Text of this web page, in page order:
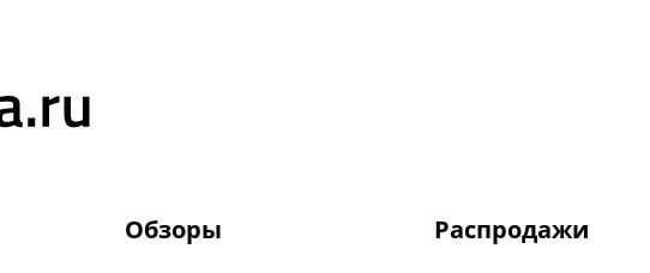
Обзоры Распродажи